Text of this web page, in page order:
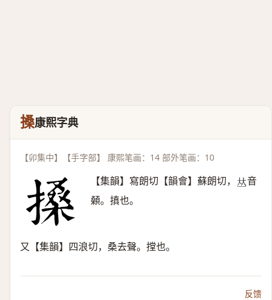
搡康熙字典
【卯集中】【手字部】 康熙笔画：14 部外笔画：10
【集韻】寫朗切【韻會】蘇朗切， 𠀤音
顙。搷也。
又【集韻】四浪切，桑去聲。摚也。
反馈